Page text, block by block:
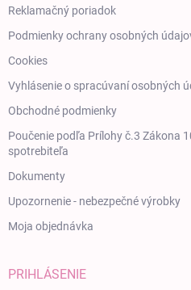
Reklamačný poriadok
Podmienky ochrany osobných
Cookies
Vyhlásenie o spracúvaní osobných
Obchodné podmienky
Poučenie podľa Prílohy č.3 Zákona
spotrebiteľa
Dokumenty
Upozornenie - nebezpečné výrobky
Moja objednávka
PRIHLÁSENIE